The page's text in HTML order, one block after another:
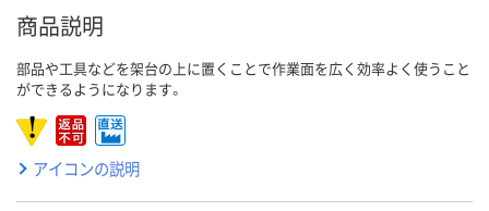
商品説明
部品や工具などを架台の上に置くことで作業面を広く効率よく使うこと
ができるようになります。
アイコンの説明